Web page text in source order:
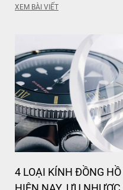
XEM BÀI VIẾT
4 LOẠI KÍNH ĐỒNG